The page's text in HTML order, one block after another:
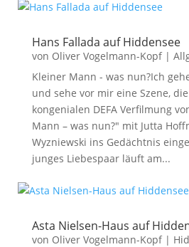
Hans Fallada auf Hiddensee
von Oliver Vogelmann-Kopf|
Kleiner Mann - was nun?Ich
und sehe vor mir eine Szene,
kongenialen DEFA Verfilmung
Mann – was nun?" mit Jutta
Wyzniewski ins Gedächtnis
junges Liebespaar läuft am...
Asta Nielsen-Haus auf
von Oliver Vogelmann-Kopf|